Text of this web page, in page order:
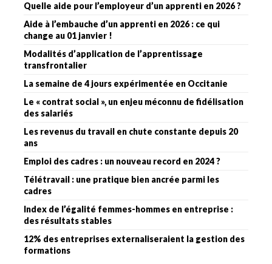
Quelle aide pour l’employeur d’un apprenti en 2026 ?
Aide à l’embauche d’un apprenti en 2026 : ce qui
change au 01 janvier !
Modalités d’application de l’apprentissage
transfrontalier
La semaine de 4 jours expérimentée en Occitanie
Le « contrat social », un enjeu méconnu de fidélisation
des salariés
Les revenus du travail en chute constante depuis 20
ans
Emploi des cadres : un nouveau record en 2024 ?
Télétravail : une pratique bien ancrée parmi les
cadres
Index de l’égalité femmes-hommes en entreprise :
des résultats stables
12% des entreprises externaliseraient la gestion des
formations